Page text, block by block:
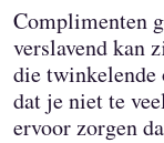
Complimenten
verslavend kan
die twinkelende
dat je niet te
ervoor zorgen